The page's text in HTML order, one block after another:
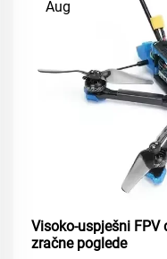
Aug
Visoko-uspješni FPV
zračne poglede